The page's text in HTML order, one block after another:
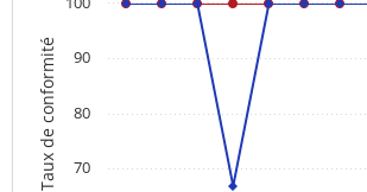
Taux de conformité 70
80
90